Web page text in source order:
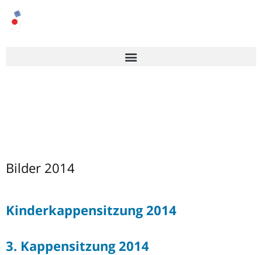
Bilder 2014
Kinderkappensitzung 2014
3. Kappensitzung 2014